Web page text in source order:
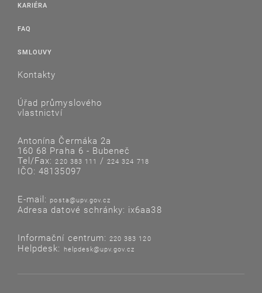
KARIÉRA
FAQ
SMLOUVY
Kontakty
Úřad průmyslového
vlastnictví
Antonína Čermáka 2a
160 68 Praha 6 - Bubeneč
Tel/Fax:220 383 111 /224 324 718
IČO: 48135097
E-mail: posta@upv.gov.cz
Adresa datové schránky: ix6aa38
Informační centrum: 220 383 120
Helpdesk: helpdesk@upv.gov.cz